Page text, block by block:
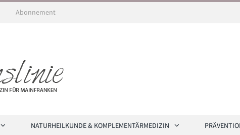
Abonnement
NATURHEILKUNDE & KOMPLEMENTÄRMEDIZIN